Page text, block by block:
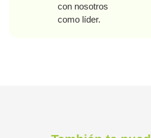
con nosotros
como líder.